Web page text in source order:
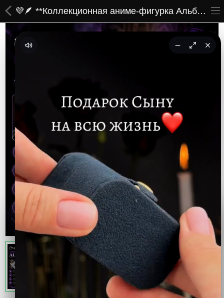
ВСЕ ТОВАРЫ
Бейсболки
Гравировка
CoolPass
💜🪶 **Коллекционная аниме-фигурка Альбедо (Albedo) из Overlord IV — Истинное воплощение красоты, власти и преданности!** 🪶💜